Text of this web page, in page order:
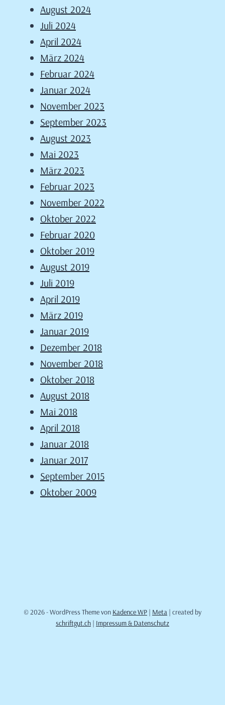
August 2024
Juli 2024
April 2024
März 2024
Februar 2024
Januar 2024
November 2023
September 2023
August 2023
Mai 2023
März 2023
Februar 2023
November 2022
Oktober 2022
Februar 2020
Oktober 2019
August 2019
Juli 2019
April 2019
März 2019
Januar 2019
Dezember 2018
November 2018
Oktober 2018
August 2018
Mai 2018
April 2018
Januar 2018
Januar 2017
September 2015
Oktober 2009
© 2026 - WordPress Theme von Kadence WP | Meta | created by
schriftgut.ch | Impressum & Datenschutz